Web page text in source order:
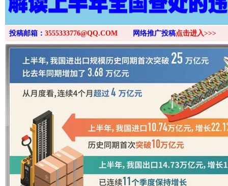
投稿邮箱： 3555333776@QQ.COM 网络推广投稿点击进入>>>